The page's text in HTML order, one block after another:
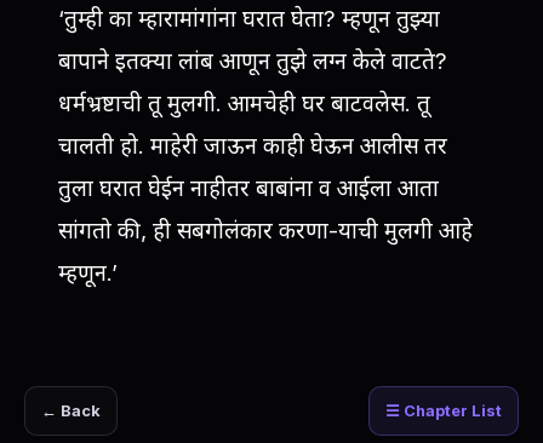
‘तुम्ही का म्हारामांगांना घरात घेता? म्हणून तुझ्या
बापाने इतक्या लांब आणून तुझे लग्न केले वाटते?
धर्मभ्रष्टाची तू मुलगी. आमचेही घर बाटवलेस. तू
चालती हो. माहेरी जाऊन काही घेऊन आलीस तर
तुला घरात घेईन नाहीतर बाबांना व आईला आता
सांगतो की, ही सबगोलंकार करणा-याची मुलगी आहे
म्हणून.’
← Back ☰ Chapter List